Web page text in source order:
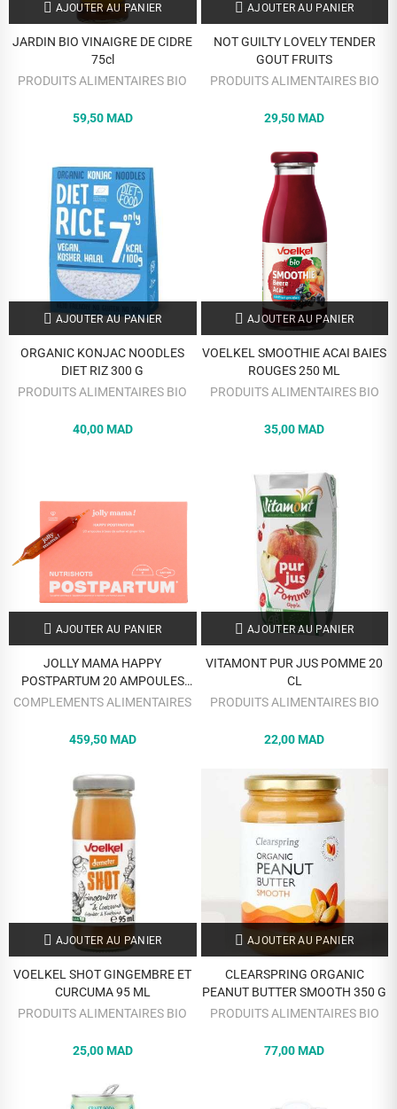
AJOUTER AU PANIER
JARDIN BIO VINAIGRE DE CIDRE
75cl
PRODUITS ALIMENTAIRES BIO
59,50 MAD
AJOUTER AU PANIER
NOT GUILTY LOVELY TENDER
GOUT FRUITS
PRODUITS ALIMENTAIRES BIO
29,50 MAD
AJOUTER AU PANIER
ORGANIC KONJAC NOODLES
DIET RIZ 300 G
PRODUITS ALIMENTAIRES BIO
40,00 MAD
AJOUTER AU PANIER
VOELKEL SMOOTHIE ACAI BAIES
ROUGES 250 ML
PRODUITS ALIMENTAIRES BIO
35,00 MAD
AJOUTER AU PANIER
JOLLY MAMA HAPPY
POSTPARTUM 20 AMPOULES
NUTISHOTS POSTPARTUM
COMPLEMENTS ALIMENTAIRES
459,50 MAD
AJOUTER AU PANIER
VITAMONT PUR JUS POMME 20
CL
PRODUITS ALIMENTAIRES BIO
22,00 MAD
AJOUTER AU PANIER
VOELKEL SHOT GINGEMBRE ET
CURCUMA 95 ML
PRODUITS ALIMENTAIRES BIO
25,00 MAD
AJOUTER AU PANIER
CLEARSPRING ORGANIC
PEANUT BUTTER SMOOTH 350 G
PRODUITS ALIMENTAIRES BIO
77,00 MAD